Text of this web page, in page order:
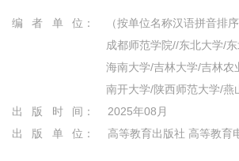
编 者 单 位 ：
（按单位名称汉语拼音排
成都师范学院//东北大学/
海南大学/吉林大学/吉林农
南开大学/陕西师范大学/燕
出 版 时 间 ：
2025年08月
出 版 单 位 ： 高等教育出版社 高等教育